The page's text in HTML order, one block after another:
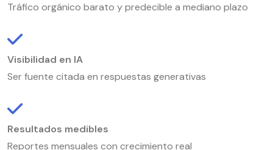
Tráfico orgánico barato y predecible a mediano plazo
Visibilidad en IA
Ser fuente citada en respuestas generativas
Resultados medibles
Reportes mensuales con crecimiento real